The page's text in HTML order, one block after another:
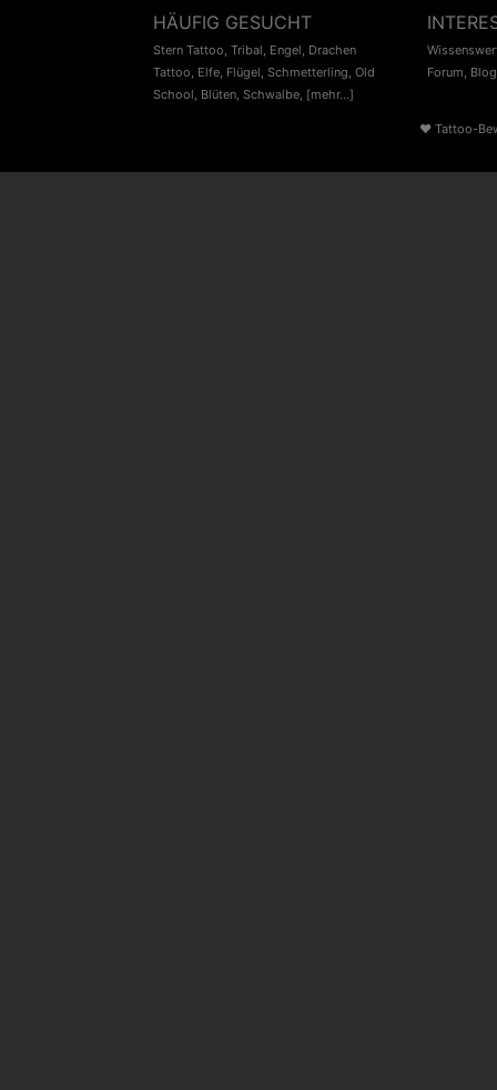
HÄUFIG GESUCHT
Stern Tattoo, Tribal, Engel, Drachen
Tattoo, Elfe, Flügel, Schmetterling, Old
School, Blüten, Schwalbe, [mehr...]
Forum, Blog
♥ Tattoo-